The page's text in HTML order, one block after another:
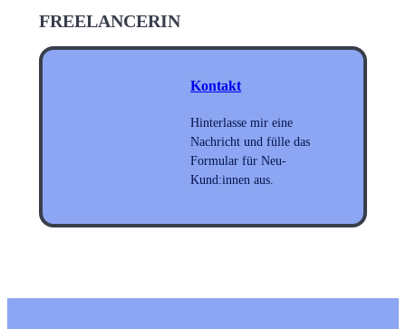
FREELANCERIN
Kontakt
Hinterlasse mir eine
Nachricht und fülle das
Formular für Neu-
Kund:innen aus.